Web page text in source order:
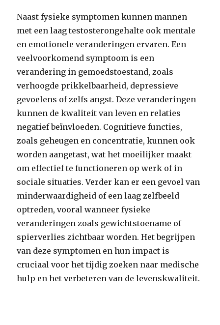
Naast fysieke symptomen kunnen mannen
met een laag testosterongehalte ook mentale
en emotionele veranderingen ervaren. Een
veelvoorkomend symptoom is een
verandering in gemoedstoestand, zoals
verhoogde prikkelbaarheid, depressieve
gevoelens of zelfs angst. Deze veranderingen
kunnen de kwaliteit van leven en relaties
negatief beïnvloeden. Cognitieve functies,
zoals geheugen en concentratie, kunnen ook
worden aangetast, wat het moeilijker maakt
om effectief te functioneren op werk of in
sociale situaties. Verder kan er een gevoel van
minderwaardigheid of een laag zelfbeeld
optreden, vooral wanneer fysieke
veranderingen zoals gewichtstoename of
spierverlies zichtbaar worden. Het begrijpen
van deze symptomen en hun impact is
cruciaal voor het tijdig zoeken naar medische
hulp en het verbeteren van de levenskwaliteit.